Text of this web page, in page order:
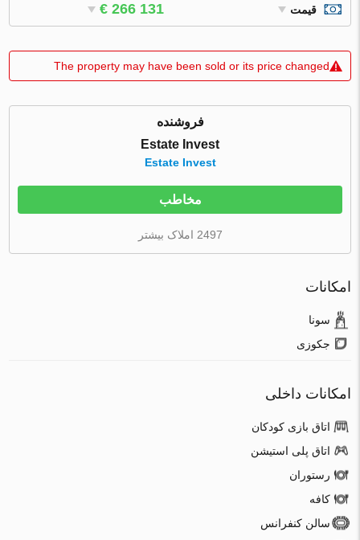
قیمت € 266 131
The property may have been sold or its price changed
فروشنده
Estate Invest
Estate Invest
مخاطب
2497 املاک بیشتر
امکانات
سونا
جکوزی
امکانات داخلی
اتاق بازی کودکان
اتاق پلی استیشن
رستوران
کافه
سالن کنفرانس